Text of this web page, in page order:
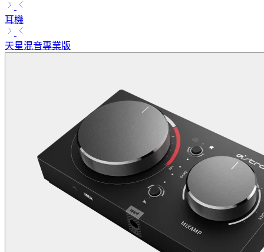
耳機
天星混音專業版